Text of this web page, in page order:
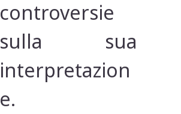
controversie
sulla sua
interpretazion
e.